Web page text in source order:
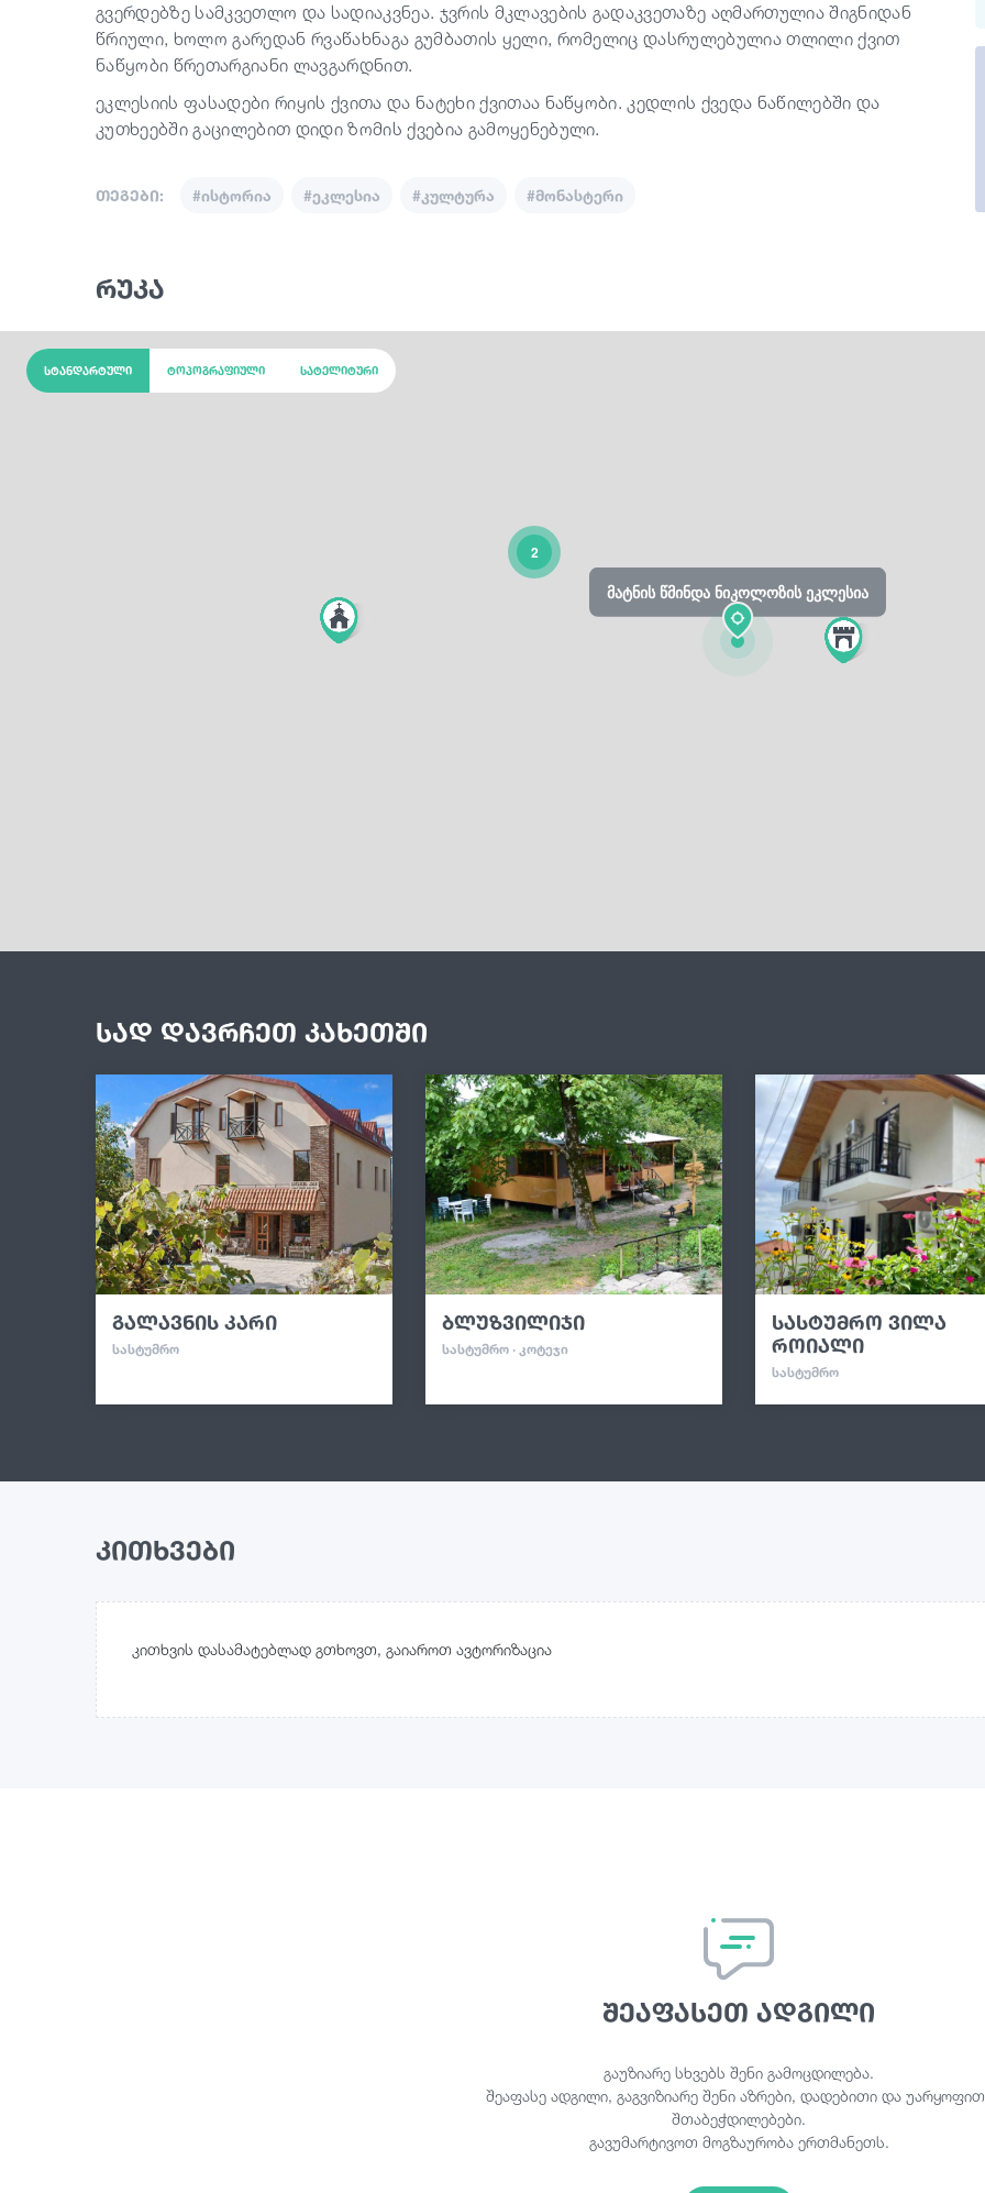
გვერდებზე სამკვეთლო და სადიაკვნეა. ჯვრის მკლავების გადაკვეთაზე აღმართულია შიგნიდან
წრიული, ხოლო გარედან რვაწახნაგა გუმბათის ყელი, რომელიც დასრულებულია თლილი ქვით
ნაწყობი წრეთარგიანი ლავგარდნით.
ეკლესიის ფასადები რიყის ქვითა და ნატეხი ქვითაა ნაწყობი. კედლის ქვედა ნაწილებში და
კუთხეებში გაცილებით დიდი ზომის ქვებია გამოყენებული.
თეგები: #ისტორია #ეკლესია #კულტურა #მონასტერი
რუკა
მატნის წმინდა ნიკოლოზის ეკლესია
2
სტანდარტული ტოპოგრაფიული სატელიტური
სად დავრჩეთ კახეთში
გალავნის კარი
ᲡᲐᲡᲢᲣᲛᲠᲝ
ბლუზვილიჯი
ᲡᲐᲡᲢᲣᲛᲠᲝ · ᲙᲝᲢᲔᲯᲘ
სასტუმრო ვილა
როიალი
ᲡᲐᲡᲢᲣᲛᲠᲝ
კითხვები
კითხვის დასამატებლად გთხოვთ, გაიაროთ ავტორიზაცია
შეაფასეთ ადგილი
გაუზიარე სხვებს შენი გამოცდილება.
შეაფასე ადგილი, გაგვიზიარე შენი აზრები, დადებითი და
შთაბეჭდილებები.
გავუმარტივოთ მოგზაურობა ერთმანეთს.